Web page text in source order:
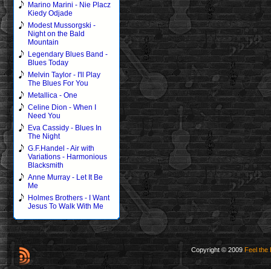
Marino Marini - Nie Placz
Kiedy Odjade
Modest Mussorgski -
Night on the Bald
Mountain
Legendary Blues Band -
Blues Today
Melvin Taylor - I'll Play
The Blues For You
Metallica - One
Celine Dion - When I
Need You
Eva Cassidy - Blues In
The Night
G.F.Handel - Air with
Variations - Harmonious
Blacksmith
Anne Murray - Let It Be
Me
Holmes Brothers - I Want
Jesus To Walk With Me
Copyright © 2009 Feel the